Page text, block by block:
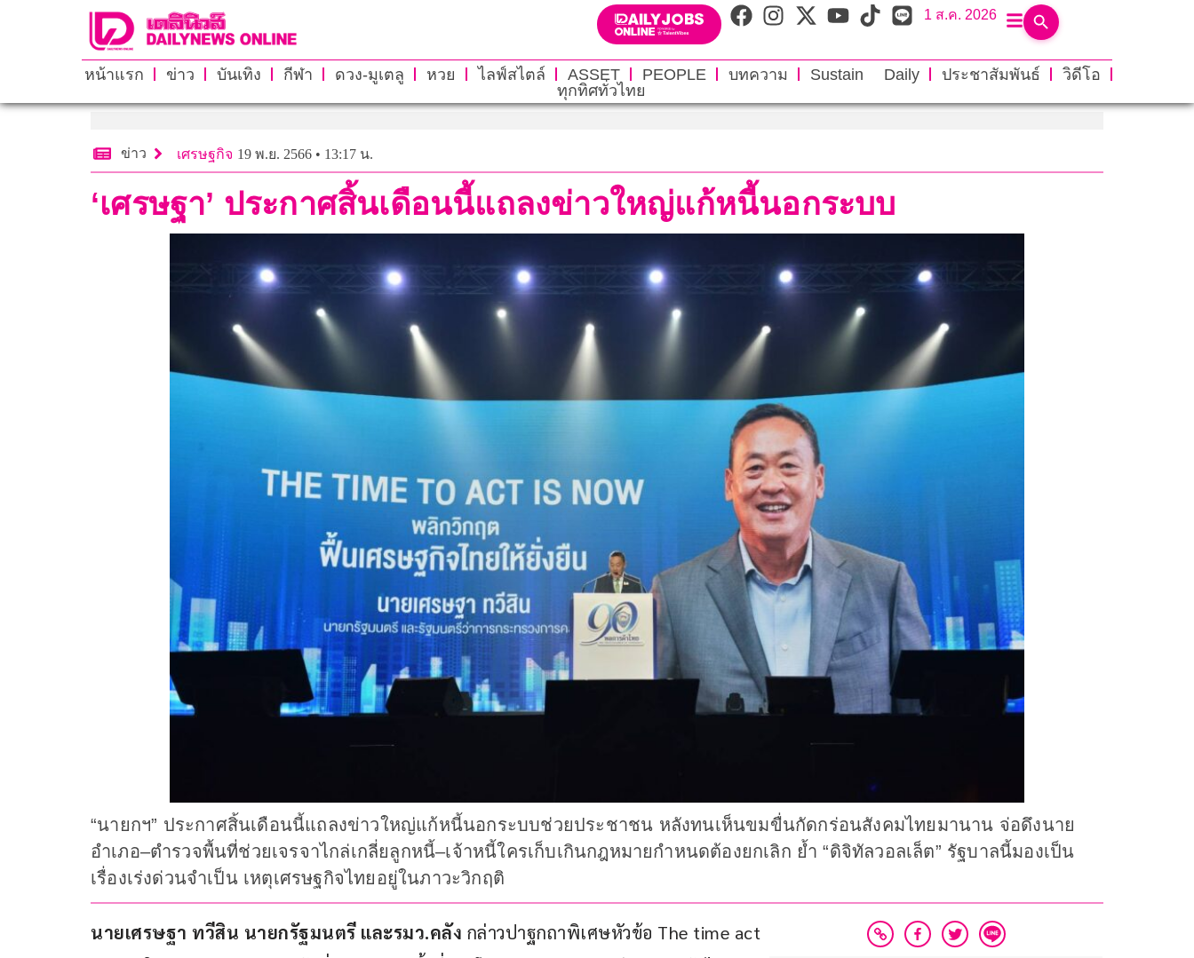
1 ส.ค. 2026
หน้าแรก ข่าว บันเทิง กีฬา ดวง-มูเตลู หวย ไลฟ์สไตล์ ASSET PEOPLE บทความ Sustain Daily ประชาสัมพันธ์
วิดีโอ
ทุกทิศทั่วไทย
ข่าว เศรษฐกิจ 19 พ.ย. 2566 • 13:17 น.
‘เศรษฐา’ ประกาศสิ้นเดือนนี้แถลงข่าวใหญ่แก้หนี้นอกระบบ
“นายกฯ” ประกาศสิ้นเดือนนี้แถลงข่าวใหญ่แก้หนี้นอกระบบช่วยประชาชน หลังทนเห็นขมขื่นกัดกร่อนสังคมไทยมานาน จ่อดึงนาย
อำเภอ–ตำรวจพื้นที่ช่วยเจรจาไกล่เกลี่ยลูกหนี้–เจ้าหนี้ใครเก็บเกินกฎหมายกำหนดต้องยกเลิก ย้ำ “ดิจิทัลวอลเล็ต” รัฐบาลนี้มองเป็น
เรื่องเร่งด่วนจำเป็น เหตุเศรษฐกิจไทยอยู่ในภาวะวิกฤติ
นายเศรษฐา ทวีสิน นายกรัฐมนตรี และรมว.คลัง กล่าวปาฐกถาพิเศษหัวข้อ The time act